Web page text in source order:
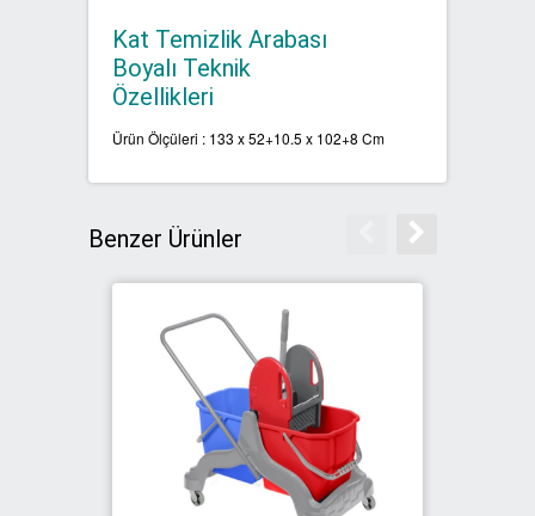
SIFIR ATIK KONTEYNERLARI
SIFIR ATIK BİLGİLENDİRME
PANOSU
SIFIR ATIK GERİ DÖNÜŞÜM
KUTULARI
Kat Temizlik Arabası
Boyalı Teknik
Özellikleri
Ürün Ölçüleri : 133 x 52+10.5 x 102+8 Cm
Benzer Ürünler